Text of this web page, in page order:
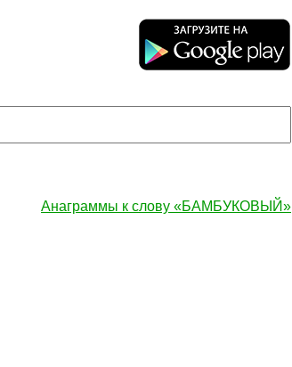
Анаграммы к слову «БАМБУКОВЫЙ»